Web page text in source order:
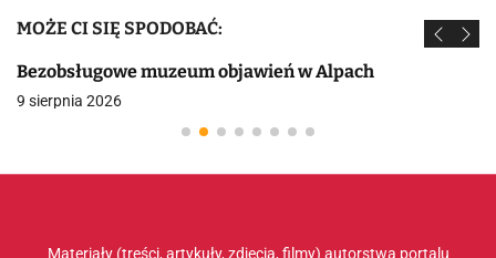
MOŻE CI SIĘ SPODOBAĆ:
Bezobsługowe muzeum objawień w Alpach
9 sierpnia 2026
Materiały (treści, artykuły, zdjęcia, filmy) autorstwa portalu